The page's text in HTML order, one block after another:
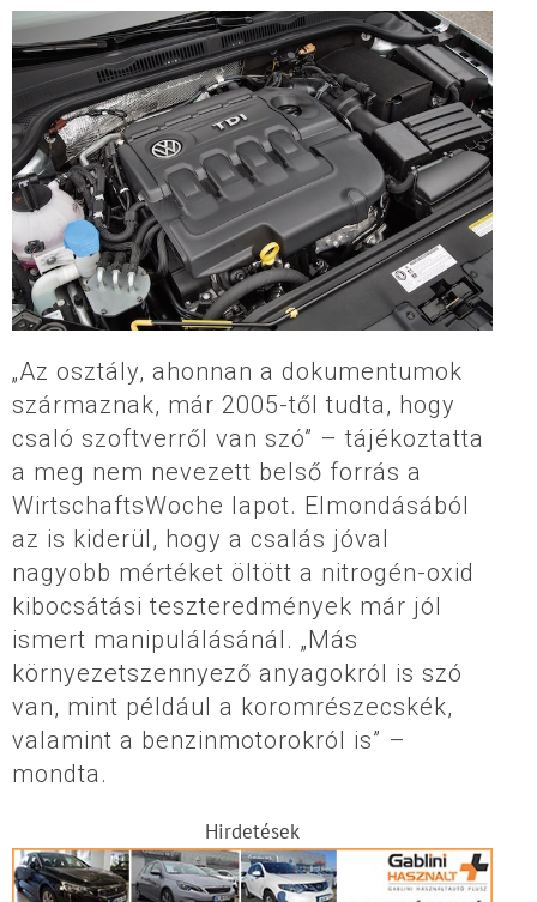
„Az osztály, ahonnan a dokumentumok
származnak, már 2005-től tudta, hogy
csaló szoftverről van szó” – tájékoztatta
a meg nem nevezett belső forrás a
WirtschaftsWoche lapot. Elmondásából
az is kiderül, hogy a csalás jóval
nagyobb mértéket öltött a nitrogén-oxid
kibocsátási teszteredmények már jól
ismert manipulálásánál. „Más
környezetszennyező anyagokról is szó
van, mint például a koromrészecskék,
valamint a benzinmotorokról is” –
mondta.
Hirdetések